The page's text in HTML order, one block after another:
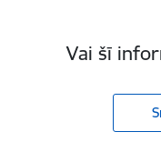
Vai šī